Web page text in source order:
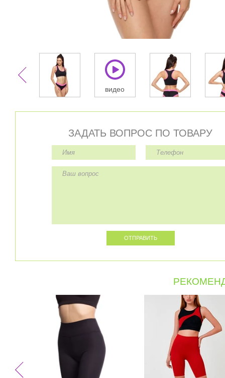
видео
ЗАДАТЬ ВОПРОС ПО ТОВАРУ